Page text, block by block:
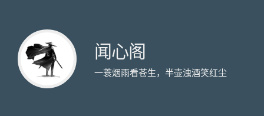
闻心阁
一蓑烟雨看苍生，半壶浊酒笑红尘